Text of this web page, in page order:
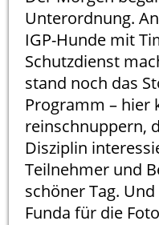
Unterordnung.
IGP-Hunde mit
Schutzdienst
stand noch das
Programm – hier
reinschnuppern,
Disziplin
Teilnehmer und
schöner Tag.
Funda für die